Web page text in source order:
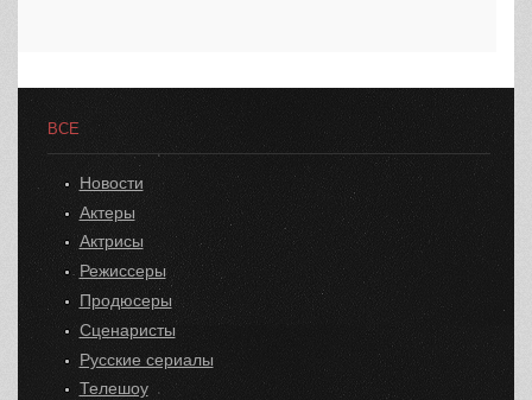
ВСЕ
Новости
Актеры
Актрисы
Режиссеры
Продюсеры
Сценаристы
Русские сериалы
Телешоу